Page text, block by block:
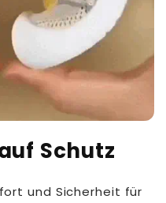
Schutz
und Sicherheit für